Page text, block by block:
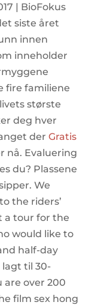
| BioFokus
siste året
innen
inneholder
fire familiene
største
deg hver
der Gratis
nå. Evaluering
du? Plassene
We
the riders’
a tour for the
would like to
half-day
til 30-
are over 200
film sex hong